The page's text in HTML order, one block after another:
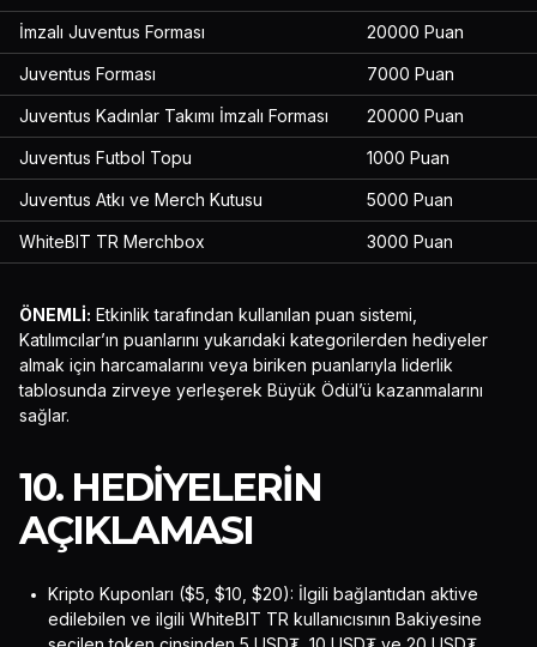
İmzalı Juventus Forması 20000 Puan
Juventus Forması 7000 Puan
Juventus Kadınlar Takımı İmzalı Forması 20000 Puan
Juventus Futbol Topu 1000 Puan
Juventus Atkı ve Merch Kutusu 5000 Puan
WhiteBIT TR Merchbox 3000 Puan
ÖNEMLİ: Etkinlik tarafından kullanılan puan sistemi,
Katılımcılar’ın puanlarını yukarıdaki kategorilerden hediyeler
almak için harcamalarını veya biriken puanlarıyla liderlik
tablosunda zirveye yerleşerek Büyük Ödül’ü kazanmalarını
sağlar.
10. HEDIYELERIN
AÇIKLAMASI
Kripto Kuponları ($5, $10, $20): İlgili bağlantıdan aktive
edilebilen ve ilgili WhiteBIT TR kullanıcısının Bakiyesine